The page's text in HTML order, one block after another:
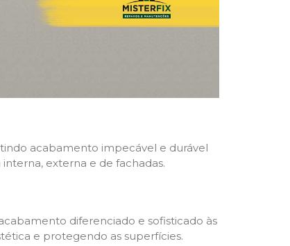
acabamento impecável e durável
externa e de fachadas.
diferenciado e sofisticado às
e protegendo as superfícies.